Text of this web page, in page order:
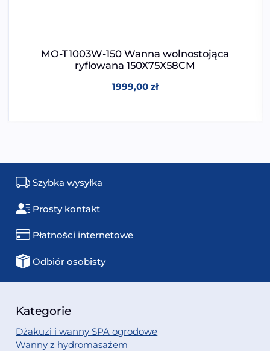
MO-T1003W-150 Wanna wolnostojąca
ryflowana 150X75X58CM
1999,00 zł
Szybka wysyłka
Prosty kontakt
Płatności internetowe
Odbiór osobisty
Kategorie
Dżakuzi i wanny SPA ogrodowe
Wanny z hydromasażem